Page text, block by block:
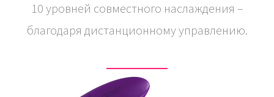
10 уровней совместного наслаждения –
благодаря дистанционному управлению.